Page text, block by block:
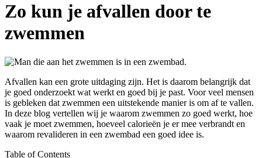
Zo kun je afvallen door te
zwemmen
Afvallen kan een grote uitdaging zijn. Het is daarom belangrijk dat
je goed onderzoekt wat werkt en goed bij je past. Voor veel mensen
is gebleken dat zwemmen een uitstekende manier is om af te vallen.
In deze blog vertellen wij je waarom zwemmen zo goed werkt, hoe
vaak je moet zwemmen, hoeveel calorieën je er mee verbrandt en
waarom revalideren in een zwembad een goed idee is.
Table of Contents